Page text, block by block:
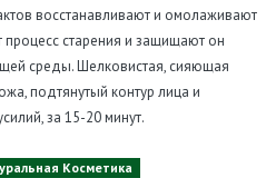
восстанавливают и омолаживают
старения и защищают он
среды. Шелковистая, сияющая
подтянутый контур лица и
за 15-20 минут.
Косметика